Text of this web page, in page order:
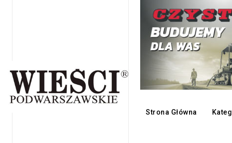
Strona Główna